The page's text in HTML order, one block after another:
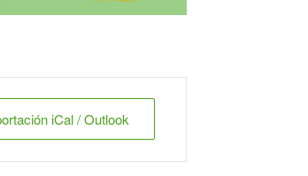
iCal / Outlook